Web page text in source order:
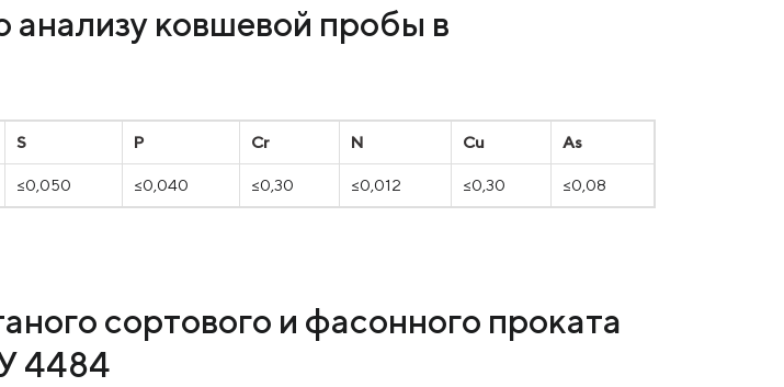
анализу ковшевой пробы в
S P Cr N Cu As
≤0,050 ≤0,040 ≤0,30 ≤0,012 ≤0,30 ≤0,08
сортового и фасонного проката
4484